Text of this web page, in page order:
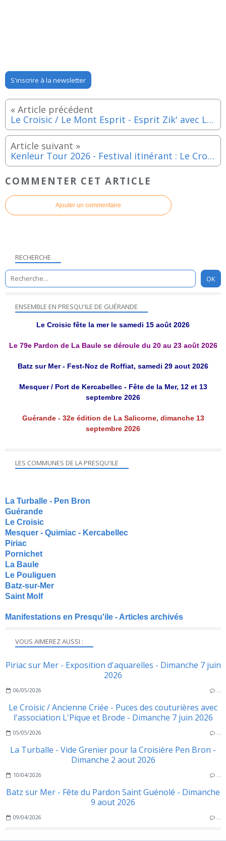
S'inscrire à la newsletter
Le Croisic / Le Mont Esprit - Esprit Zik' avec La Cumbia Chicharra - Jeudi 9 juillet 2026
Kenleur Tour 2026 - Festival itinérant : Le Croisic - Samedi 11 juillet 2026
COMMENTER CET ARTICLE
Ajouter un commentaire
RECHERCHE
VOUS AIMEREZ AUSSI :
Piriac sur Mer - Exposition d'aquarelles - Dimanche 7 juin
2026
06/05/2026 …
Le Croisic / Ancienne Criée - Puces des couturières avec
l'association L'Pique et Brode - Dimanche 7 juin 2026
05/05/2026 …
La Turballe - Vide Grenier pour la Croisière Pen Bron -
Dimanche 2 aout 2026
10/04/2026 …
Batz sur Mer - Fête du Pardon Saint Guénolé - Dimanche
9 aout 2026
09/04/2026 …
ENSEMBLE EN PRESQU'ILE DE GUÉRANDE
Le Croisic fête la mer le samedi 15 août 2026
Le 79e Pardon de La Baule se déroule du 20 au 23 août 2026
Batz sur Mer - Fest-Noz de Roffiat, samedi 29 aout 2026
Mesquer / Port de Kercabellec - Fête de la Mer, 12 et 13
septembre 2026
Guérande - 32e édition de La Salicorne, dimanche 13
septembre 2026
LES COMMUNES DE LA PRESQU'ILE
La Turballe - Pen Bron
Guérande
Le Croisic
Mesquer - Quimiac - Kercabellec
Piriac
Pornichet
La Baule
Le Pouliguen
Batz-sur-Mer
Saint Molf
Manifestations en Presqu'ile - Articles archivés